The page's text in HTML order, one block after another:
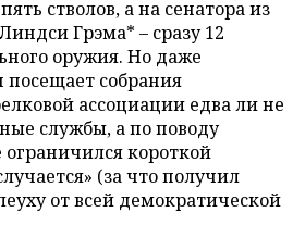
стволов, а на сенатора из
Грэма* – сразу 12
оружия. Но даже
собрания
ассоциации едва ли не
службы, а по поводу
короткой
(за что получил
от всей демократической